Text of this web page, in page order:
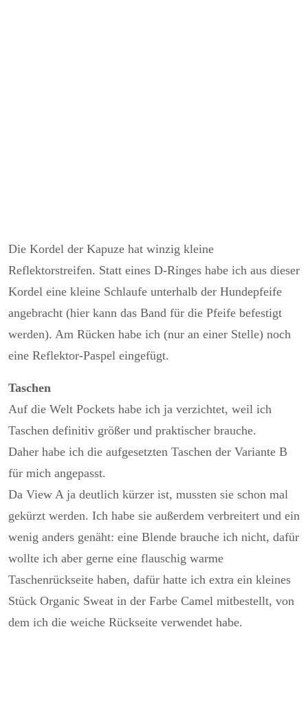
Die Kordel der Kapuze hat winzig kleine
Reflektorstreifen. Statt eines D-Ringes habe ich aus dieser
Kordel eine kleine Schlaufe unterhalb der Hundepfeife
angebracht (hier kann das Band für die Pfeife befestigt
werden). Am Rücken habe ich (nur an einer Stelle) noch
eine Reflektor-Paspel eingefügt.
Taschen
Auf die Welt Pockets habe ich ja verzichtet, weil ich
Taschen definitiv größer und praktischer brauche.
Daher habe ich die aufgesetzten Taschen der Variante B
für mich angepasst.
Da View A ja deutlich kürzer ist, mussten sie schon mal
gekürzt werden. Ich habe sie außerdem verbreitert und ein
wenig anders genäht: eine Blende brauche ich nicht, dafür
wollte ich aber gerne eine flauschig warme
Taschenrückseite haben, dafür hatte ich extra ein kleines
Stück Organic Sweat in der Farbe Camel mitbestellt, von
dem ich die weiche Rückseite verwendet habe.